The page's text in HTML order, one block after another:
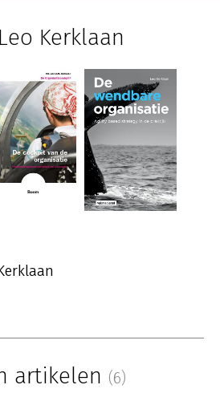
Kerklaan
artikelen (6)